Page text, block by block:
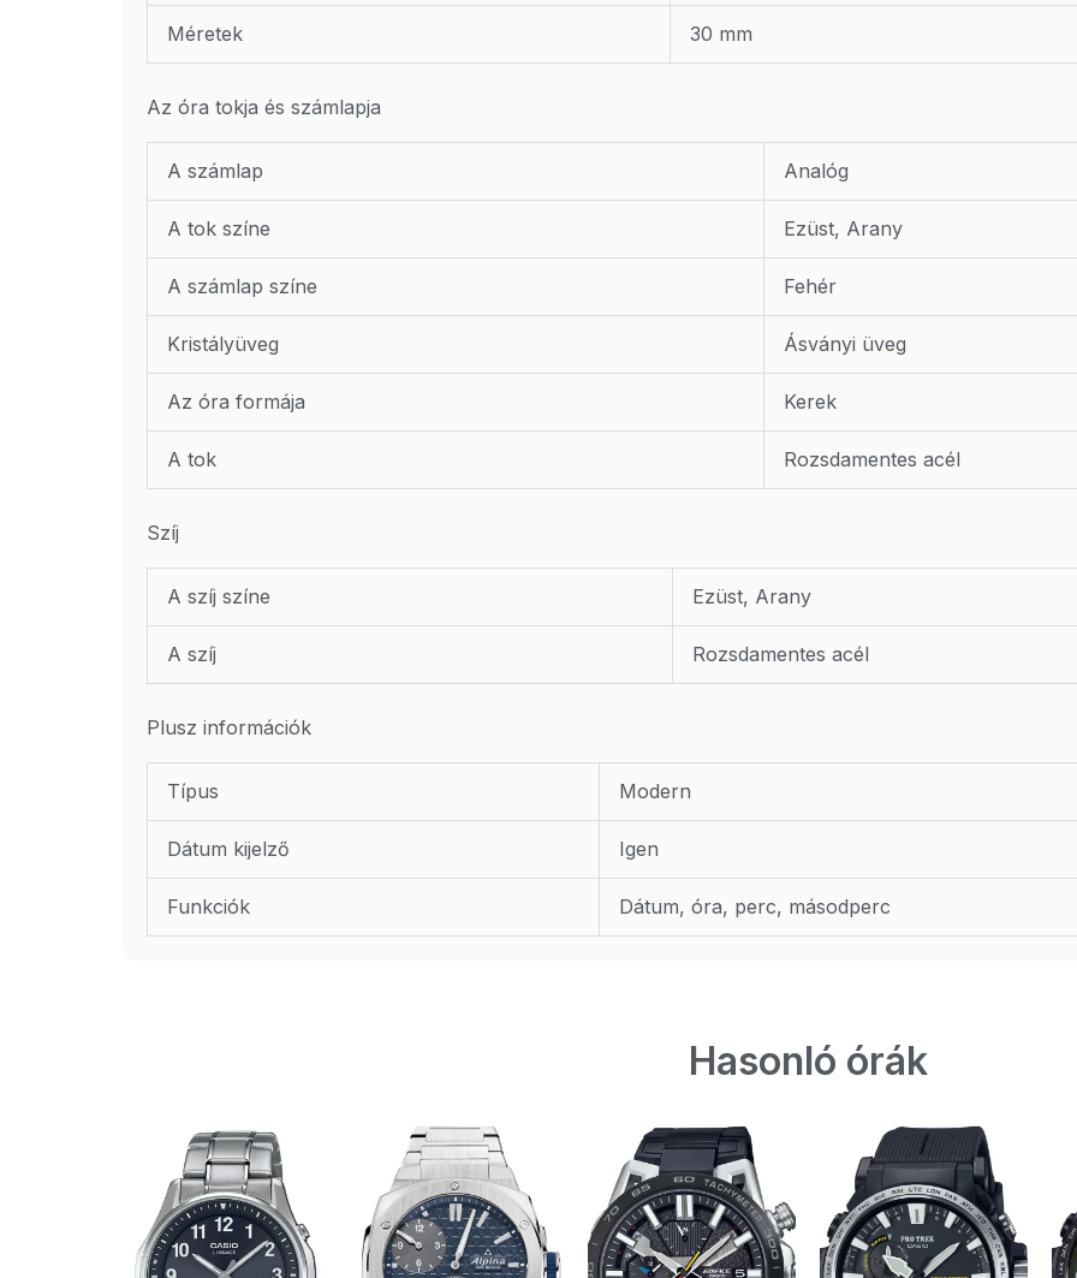
Méretek 30 mm
Az óra tokja és számlapja
A számlap Analóg
A tok színe Ezüst, Arany
A számlap színe Fehér
Kristályüveg Ásványi üveg
Az óra formája Kerek
A tok Rozsdamentes acél
Szíj
A szíj színe Ezüst, Arany
A szíj Rozsdamentes acél
Plusz információk
Típus Modern
Dátum kijelző Igen
Funkciók Dátum, óra, perc, másodperc
Hasonló órák